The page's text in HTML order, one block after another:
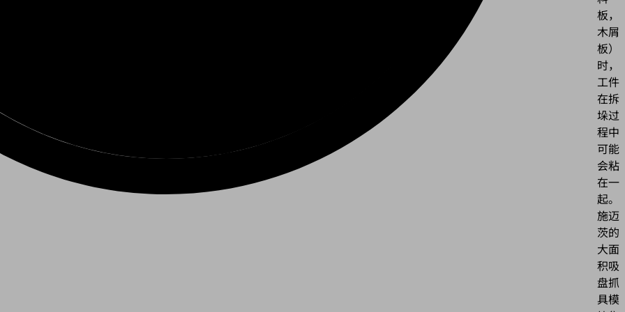
板，
木屑
板）
时，
工件
在拆
垛过
程中
可能
会粘
在一
起。
施迈
茨的
大面
积吸
盘抓
具模